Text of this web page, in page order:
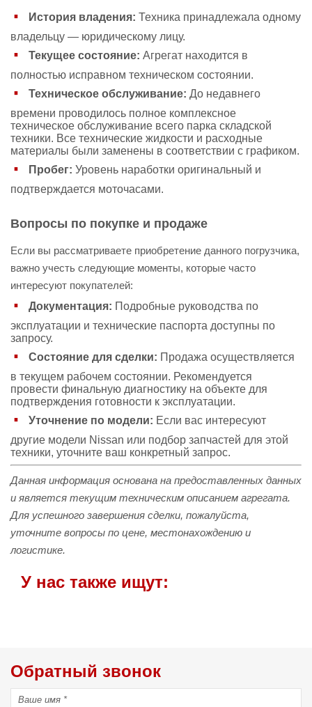
История владения: Техника принадлежала одному
владельцу — юридическому лицу.
Текущее состояние: Агрегат находится в
полностью исправном техническом состоянии.
Техническое обслуживание: До недавнего
времени проводилось полное комплексное
техническое обслуживание всего парка складской
техники. Все технические жидкости и расходные
материалы были заменены в соответствии с графиком.
Пробег: Уровень наработки оригинальный и
подтверждается моточасами.
Вопросы по покупке и продаже
Если вы рассматриваете приобретение данного погрузчика,
важно учесть следующие моменты, которые часто
интересуют покупателей:
Документация: Подробные руководства по
эксплуатации и технические паспорта доступны по
запросу.
Состояние для сделки: Продажа осуществляется
в текущем рабочем состоянии. Рекомендуется
провести финальную диагностику на объекте для
подтверждения готовности к эксплуатации.
Уточнение по модели: Если вас интересуют
другие модели Nissan или подбор запчастей для этой
техники, уточните ваш конкретный запрос.
Данная информация основана на предоставленных данных
и является текущим техническим описанием агрегата.
Для успешного завершения сделки, пожалуйста,
уточните вопросы по цене, местонахождению и
логистике.
У нас также ищут:
Обратный звонок